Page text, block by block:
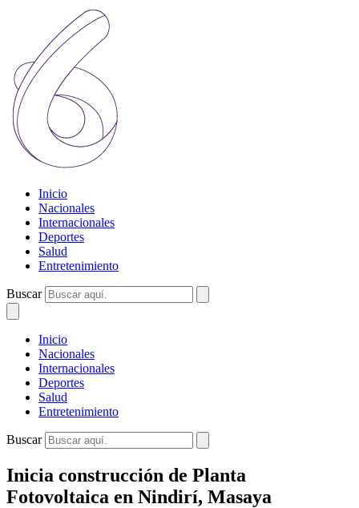
Inicio
Nacionales
Internacionales
Deportes
Salud
Entretenimiento
Buscar
Inicio
Nacionales
Internacionales
Deportes
Salud
Entretenimiento
Buscar
Inicia construcción de Planta
Fotovoltaica en Nindirí, Masaya